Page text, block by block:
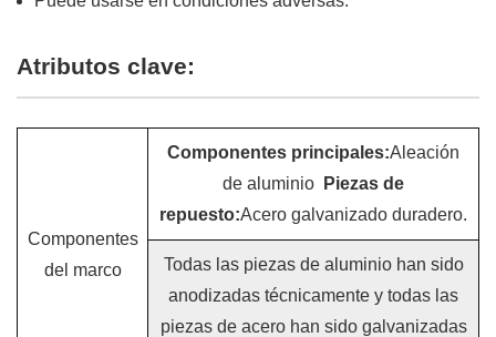
Atributos clave:
Componentes
del marco
Componentes principales:Aleación
de aluminio
Piezas de
repuesto:Acero galvanizado duradero.
Todas las piezas de aluminio han sido
anodizadas técnicamente y todas las
piezas de acero han sido galvanizadas